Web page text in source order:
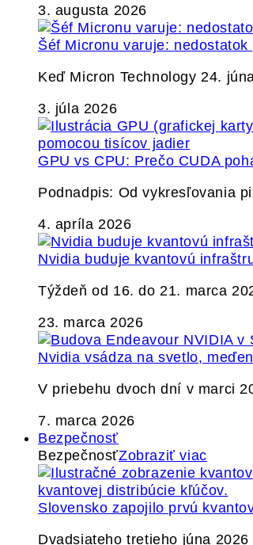
3. augusta 2026
Šéf Micronu varuje:
Keď Micron Technology 24.
3. júla 2026
GPU vs CPU: Prečo CUDA
Podnadpis: Od vykresľovania
4. apríla 2026
Nvidia buduje kvantovú
Týždeň od 16. do 21. marca
23. marca 2026
Nvidia vsádza na svetlo,
V priebehu dvoch dní v marci
7. marca 2026
Bezpečnosť
BezpečnosťZobraziť viac
Slovensko zapojilo prvú
Dvadsiateho tretieho júna